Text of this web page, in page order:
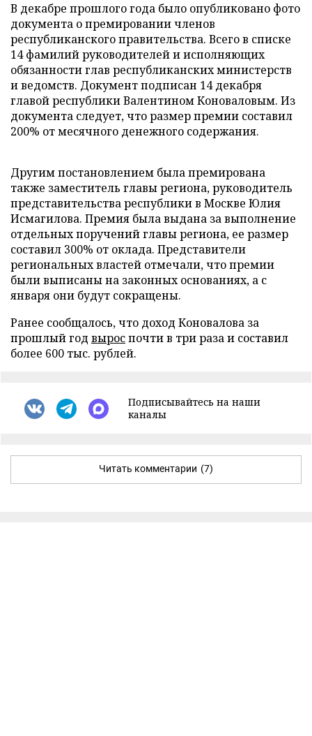
В декабре прошлого года было опубликовано фото
документа о премировании членов
республиканского правительства. Всего в списке
14 фамилий руководителей и исполняющих
обязанности глав республиканских министерств
и ведомств. Документ подписан 14 декабря
главой республики Валентином Коноваловым. Из
документа следует, что размер премии составил
200% от месячного денежного содержания.
Другим постановлением была премирована
также заместитель главы региона, руководитель
представительства республики в Москве Юлия
Исмагилова. Премия была выдана за выполнение
отдельных поручений главы региона, ее размер
составил 300% от оклада. Представители
региональных властей отмечали, что премии
были выписаны на законных основаниях, а с
января они будут сокращены.
Ранее сообщалось, что доход Коновалова за
прошлый год выроспочти в три раза и составил
более 600 тыс. рублей.
Подписывайтесь на наши
каналы
Читать комментарии (7)